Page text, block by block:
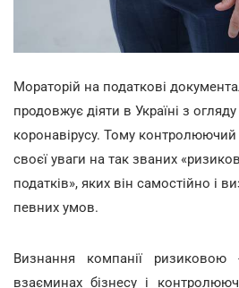
Мораторій на податкові
продовжує діяти в Україні з
коронавірусу. Тому
своєї уваги на так званих
податків», яких він самостійно і
певних умов.
Визнання компанії
взаєминах бізнесу і